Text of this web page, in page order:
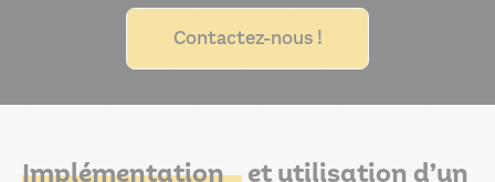
Contactez-nous !
Implémentation
et utilisation d’un